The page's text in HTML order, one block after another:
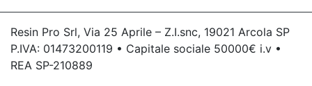
Resin Pro Srl, Via 25 Aprile – Z.I.snc, 19021 Arcola SP
P.IVA: 01473200119 • Capitale sociale 50000€ i.v •
REA SP-210889